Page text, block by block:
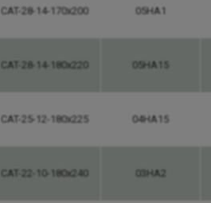
CAT-28-14-170x200 05HA1
CAT-28-14-180x220 05HA15
CAT-25-12-180x225 04HA15
CAT-22-10-180x240 03HA2